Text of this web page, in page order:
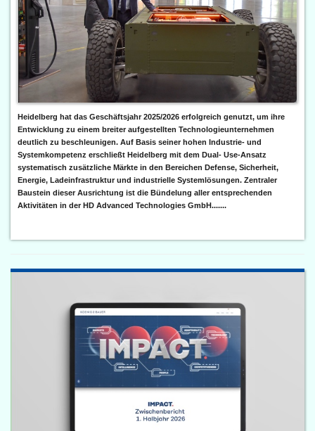
Heidelberg hat das Geschäftsjahr 2025/2026 erfolgreich genutzt, um ihre
Entwicklung zu einem breiter aufgestellten Technologieunternehmen
deutlich zu beschleunigen. Auf Basis seiner hohen Industrie- und
Systemkompetenz erschließt Heidelberg mit dem Dual- Use-Ansatz
systematisch zusätzliche Märkte in den Bereichen Defense, Sicherheit,
Energie, Ladeinfrastruktur und industrielle Systemlösungen. Zentraler
Baustein dieser Ausrichtung ist die Bündelung aller entsprechenden
Aktivitäten in der HD Advanced Technologies GmbH.......